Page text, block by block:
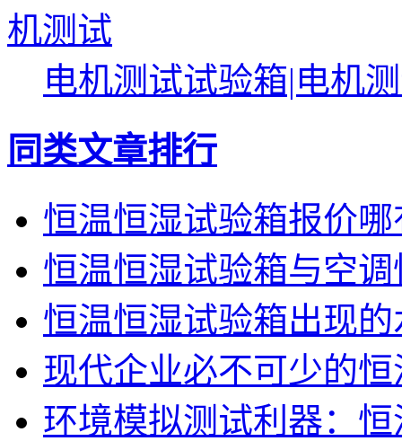
电机测试试验箱|电机
同类文章排行
恒温恒湿试验箱报价
恒温恒湿试验箱与空
恒温恒湿试验箱出现
现代企业必不可少的
环境模拟测试利器：